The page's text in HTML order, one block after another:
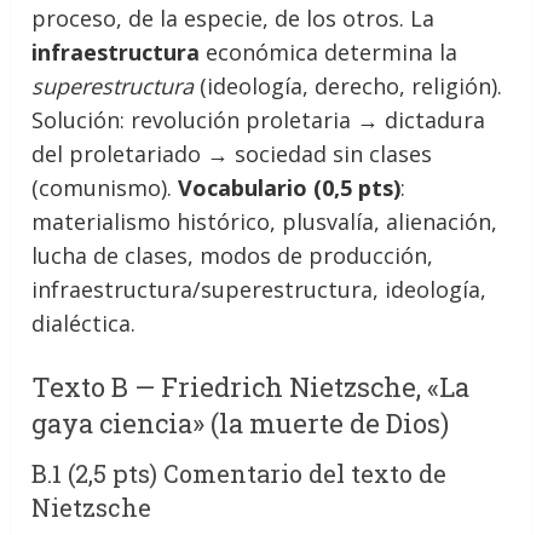
proceso, de la especie, de los otros. La
infraestructura económica determina la
superestructura(ideología, derecho, religión).
Solución: revolución proletaria → dictadura
del proletariado → sociedad sin clases
(comunismo).Vocabulario (0,5 pts):
materialismo histórico, plusvalía, alienación,
lucha de clases, modos de producción,
infraestructura/superestructura, ideología,
dialéctica.
Texto B — Friedrich Nietzsche, «La
gaya ciencia» (la muerte de Dios)
B.1 (2,5 pts) Comentario del texto de
Nietzsche